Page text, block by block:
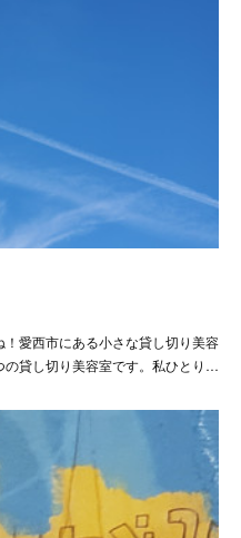
愛西市にある小さな貸し切り美容
の貸し切り美容室です。私ひとり…